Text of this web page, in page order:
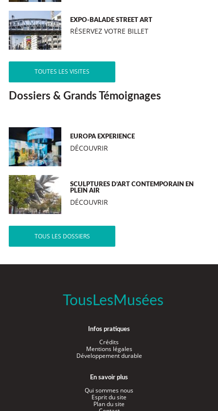
EXPO-BALADE STREET ART
RÉSERVEZ VOTRE BILLET
TOUTES LES VISITES
Dossiers & Grands Témoignages
EUROPA EXPERIENCE
DÉCOUVRIR
SCULPTURES D’ART CONTEMPORAIN EN
PLEIN AIR
DÉCOUVRIR
TOUS LES DOSSIERS
TousLesMusées
Infos pratiques
Crédits
Mentions légales
Développement durable
En savoir plus
Qui sommes nous
Esprit du site
Plan du site